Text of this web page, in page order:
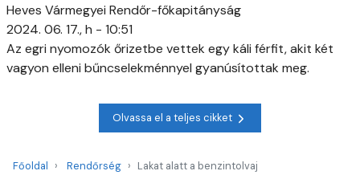
Heves Vármegyei Rendőr-főkapitányság
2024. 06. 17., h - 10:51
Az egri nyomozók őrizetbe vettek egy káli férfit, akit két
vagyon elleni bűncselekménnyel gyanúsítottak meg.
Olvassa el a teljes cikket
Főoldal Rendőrség Lakat alatt a benzintolvaj